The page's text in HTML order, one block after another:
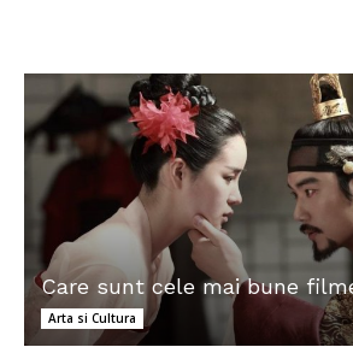
Care sunt cele mai bune
Arta si Cultura